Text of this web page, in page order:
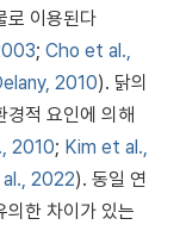
로 이용된다
; Cho et al.,
2010). 닭의
경적 요인에 의해
2010; Kim et al.,
2022). 동일 연
의한 차이가 있는